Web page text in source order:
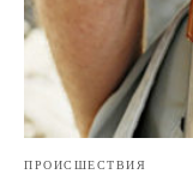
ПРОИСШЕСТВИЯ